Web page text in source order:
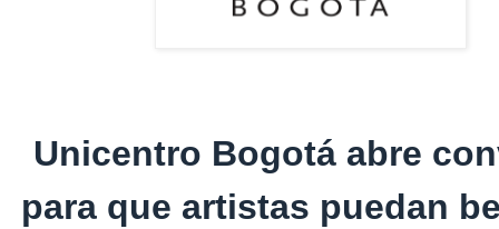
Unicentro Bogotá abre
para que artistas puedan